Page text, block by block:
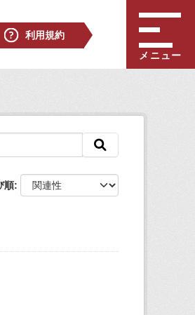
利用規約
メニュー
順